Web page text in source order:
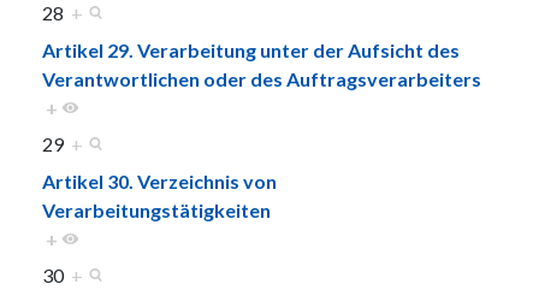
28 +
Artikel 29. Verarbeitung unter der Aufsicht des
Verantwortlichen oder des Auftragsverarbeiters
+
29 +
Artikel 30. Verzeichnis von
Verarbeitungstätigkeiten
+
30 +